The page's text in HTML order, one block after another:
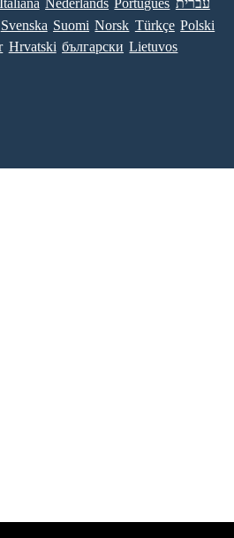
Svenska Suomi Norsk Türkçe Polski
Hrvatski български Lietuvos